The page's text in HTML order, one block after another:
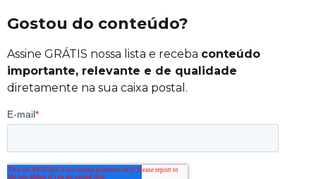
Gostou do conteúdo?
Assine GRÁTIS nossa lista e receba conteúdo
importante, relevante e de qualidade
diretamente na sua caixa postal.